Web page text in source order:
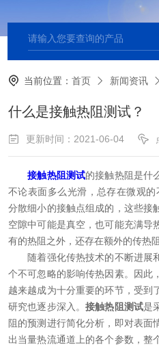
当前位置：首页 新闻资讯
什么是接触热阻测试？
更新时间：2021-06-04
接触热阻测试的接触热阻是什
不论表面多么光滑，总存在微观
分散细小的接触点组成的，这些接
空隙中可能是真空，也可能充满导
有的热阻之外，还存在额外的传热
随着强化传热技术的不断进展
个不可忽略的影响传热因素。因此
越来越成为十分重要的环节，受到
研究也逐步深入。接触热阻测试是
阻的预测进行简化分析，即对表面
出当量热流通道上的各个参数，整